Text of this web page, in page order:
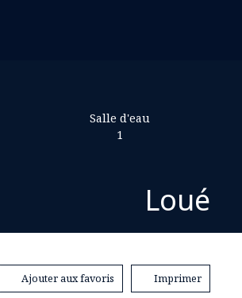
Salle d'eau
1
Loué
Ajouter aux favoris Imprimer